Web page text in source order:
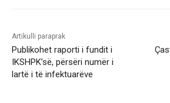
Artikulli paraprak
Publikohet raporti i fundit i
IKSHPK’së, përsëri numër i
lartë i të infektuarëve